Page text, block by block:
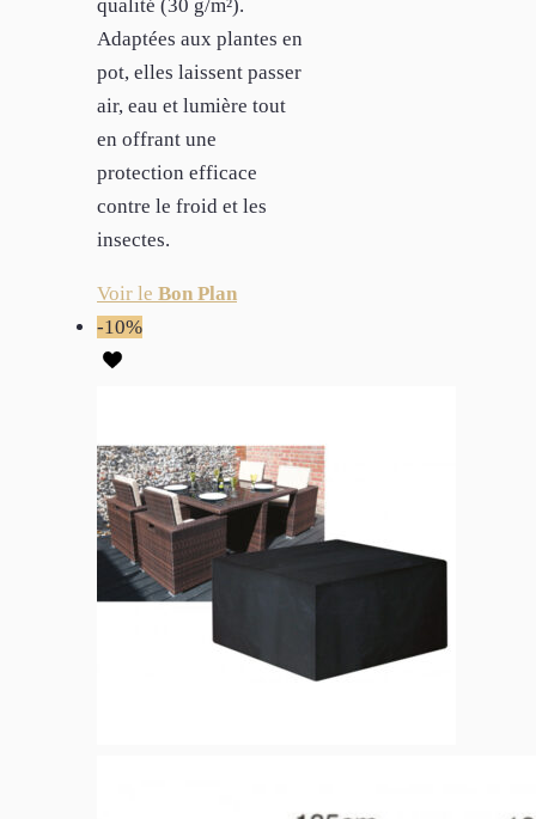
qualité (30 g/m²).
Adaptées aux plantes en
pot, elles laissent passer
air, eau et lumière tout
en offrant une
protection efficace
contre le froid et les
insectes.
Voir le Bon Plan
-10%